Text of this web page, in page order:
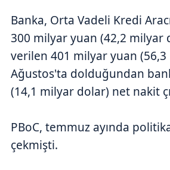
Banka, Orta Vadeli Kredi
300 milyar yuan (42,2 milyar
verilen 401 milyar yuan
Ağustos'ta dolduğundan
(14,1 milyar dolar) net nakit
PBoC, temmuz ayında
çekmişti.